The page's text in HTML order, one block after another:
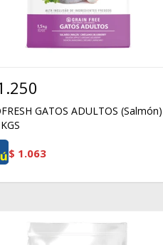
GATOS ADULTOS (Salmón)
$ 1.063